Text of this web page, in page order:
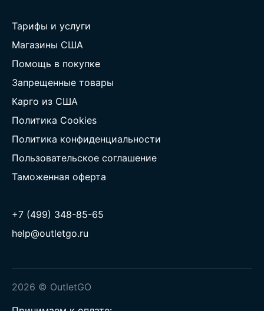
Тарифы и услуги
Магазины США
Помощь в покупке
Запрещенные товары
Карго из США
Политика Cookies
Политика конфиденциальности
Пользовательское соглашение
Таможенная оферта
+7 (499) 348-85-65
help@outletgo.ru
2026 © OutletGO